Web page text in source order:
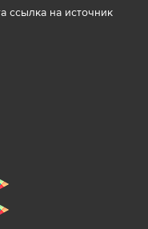
ссылка на источник